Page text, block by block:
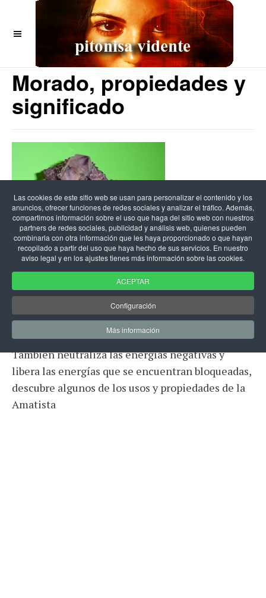
La Amatista o Cuarzo
Morado, propiedades y
significado
Por sus vibraciones relajantes,el cuarzo morado
o amatista es de lo más propicio para disipar
el estrés y la tensión.
También neutraliza las energías negativas y
libera las energías que se encuentran bloqueadas,
descubre algunos de los usos y propiedades de la
Amatista
Las cookies de este sitio web se usan para personalizar el contenido y los
anuncios, ofrecer funciones de redes sociales y analizar el tráfico. Además,
compartimos información sobre el uso que haga del sitio web con nuestros
partners de redes sociales, publicidad y análisis web, quienes pueden
combinarla con otra información que les haya proporcionado o que hayan
recopilado a partir del uso que haya hecho de sus servicios. En nuestro
aviso legal y en los ajustes tienes más información sobre las cookies.
ACEPTAR
Configuración
Más información